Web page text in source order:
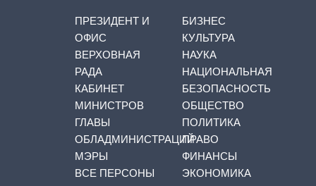
ПРЕЗИДЕНТ И
ОФИС
ВЕРХОВНАЯ
РАДА
КАБИНЕТ
МИНИСТРОВ
ГЛАВЫ
ОБЛАДМИНИСТРАЦИЙ
МЭРЫ
ВСЕ ПЕРСОНЫ
БИЗНЕС
КУЛЬТУРА
НАУКА
НАЦИОНАЛЬНАЯ
БЕЗОПАСНОСТЬ
ОБЩЕСТВО
ПОЛИТИКА
ПРАВО
ФИНАНСЫ
ЭКОНОМИКА